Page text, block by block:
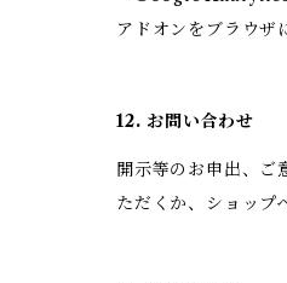
アドオンをブラウザ
12. お問い合わせ
開示等のお申出、ご
ただくか、ショップ